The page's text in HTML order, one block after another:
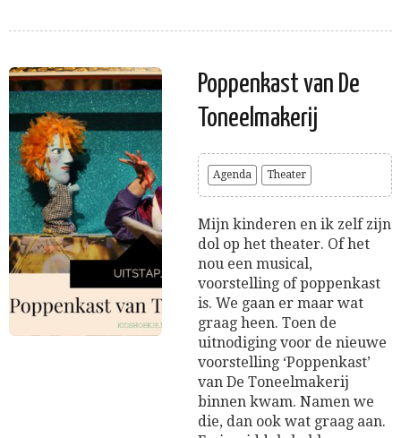
Poppenkast van De
Toneelmakerij
Agenda Theater
Mijn kinderen en ik zelf zijn
dol op het theater. Of het
nou een musical,
voorstelling of poppenkast
is. We gaan er maar wat
graag heen. Toen de
uitnodiging voor de nieuwe
voorstelling ‘Poppenkast’
van De Toneelmakerij
binnen kwam. Namen we
die, dan ook wat graag aan.